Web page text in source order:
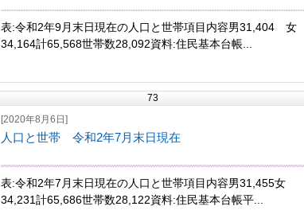
表:令和2年9月末日現在の人口と世帯項目内容男31,404 女
34,164計65,568世帯数28,092資料:住民基本台帳...
73
[2020年8月6日]
人口と世帯 令和2年7月末日現在
表:令和2年7月末日現在の人口と世帯項目内容男31,455女
34,231計65,686世帯数28,122資料:住民基本台帳平...